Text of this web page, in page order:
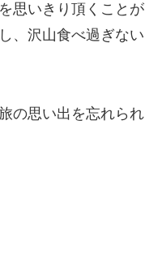
思いきり頂くことが
、沢山食べ過ぎない
の思い出を忘れられ